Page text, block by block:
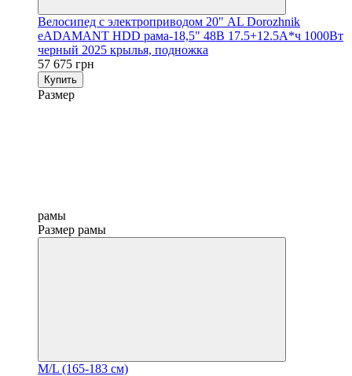
Велосипед с электроприводом 20" AL Dorozhnik
eADAMANT HDD рама-18,5" 48B 17.5+12.5А*ч 1000Вт
черный 2025 крылья, подножка
57 675 грн
Купить
Размер
рамы
Размер рамы
M/L (165-183 см)